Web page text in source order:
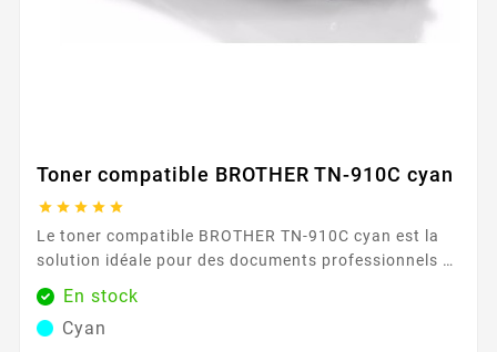
Toner compatible BROTHER TN-910C cyan
    
Le toner compatible BROTHER TN-910C cyan est la
solution idéale pour des documents professionnels et
des visuels aux couleurs éclatantes. Conçu pour
fonctionner en toute confiance avec les imprimantes
utilisant la référence TN-910, il assure une
En stock
Cyan